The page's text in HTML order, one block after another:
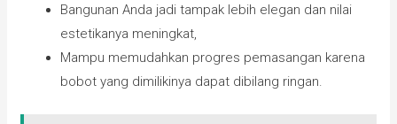
Bangunan Anda jadi tampak lebih elegan dan nilai
estetikanya meningkat,
Mampu memudahkan progres pemasangan karena
bobot yang dimilikinya dapat dibilang ringan.